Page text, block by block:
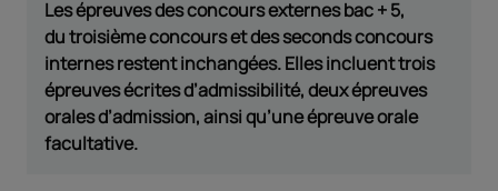
Les épreuves desconcours externes bac + 5,
dutroisième concourset desseconds concours
internesrestent inchangées. Elles incluent trois
épreuves écrites d’admissibilité, deux épreuves
orales d’admission, ainsi qu’une épreuve orale
facultative.